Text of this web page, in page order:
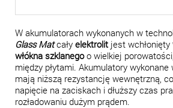
W akumulatorach wykonanych w
Glass Matcały elektrolitjest wchłonięty
włókna szklanegoo wielkiej
między płytami. Akumulatory wykonane
mają niższą rezystancję wewnętrzną,
napięcie na zaciskach i dłuższy czas
rozładowaniu dużym prądem.